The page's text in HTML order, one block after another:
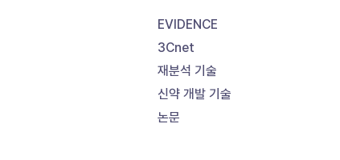
EVIDENCE
3Cnet
재분석 기술
신약 개발 기술
논문